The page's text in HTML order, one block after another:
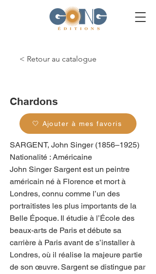
< Retour au catalogue
Chardons
🤍 Ajouter à mes favoris
SARGENT, John Singer (1856–1925)
Nationalité : Américaine
John Singer Sargent est un peintre
américain né à Florence et mort à
Londres, connu comme l’un des
portraitistes les plus importants de la
Belle Époque. Il étudie à l’École des
beaux-arts de Paris et débute sa
carrière à Paris avant de s’installer à
Londres, où il réalise la majeure partie
de son œuvre. Sargent se distingue par